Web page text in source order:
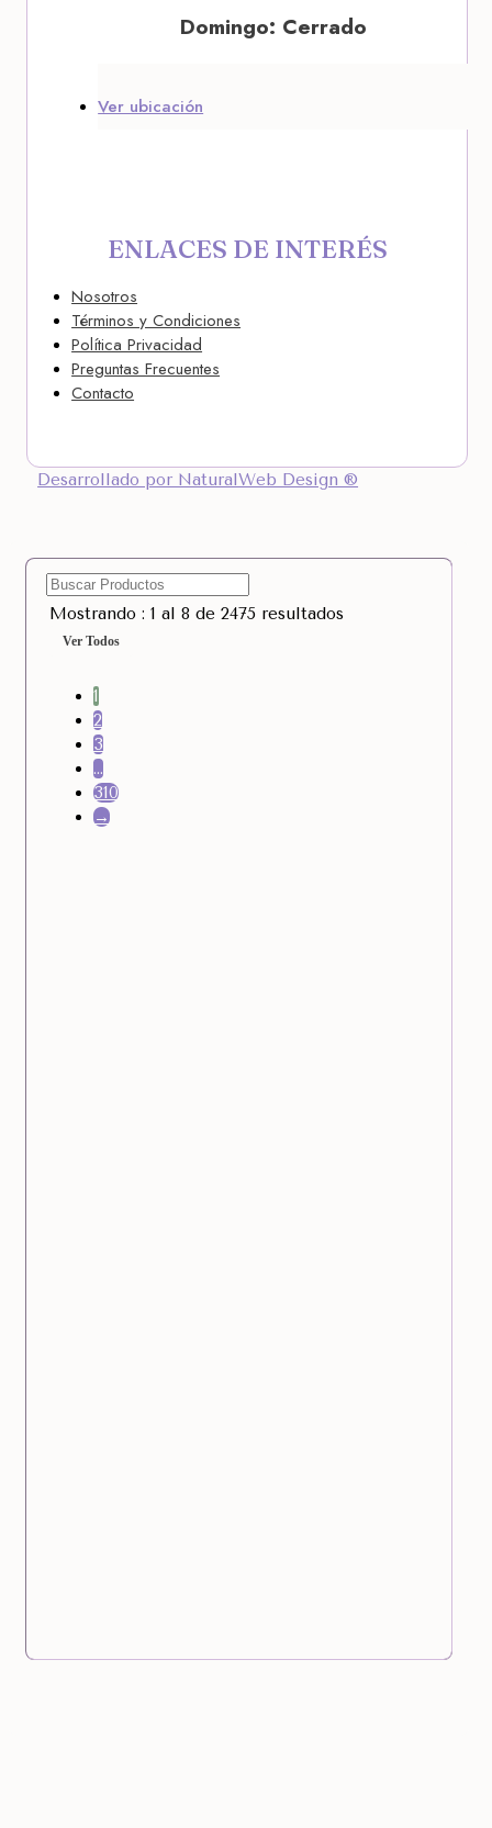
Domingo: Cerrado
Ver ubicación
ENLACES DE INTERÉS
Nosotros
Términos y Condiciones
Política Privacidad
Preguntas Frecuentes
Contacto
Desarrollado por NaturalWeb Design ®
Mostrando : 1 al 8 de 2475 resultados
Ver Todos
1
2
3
…
310
→